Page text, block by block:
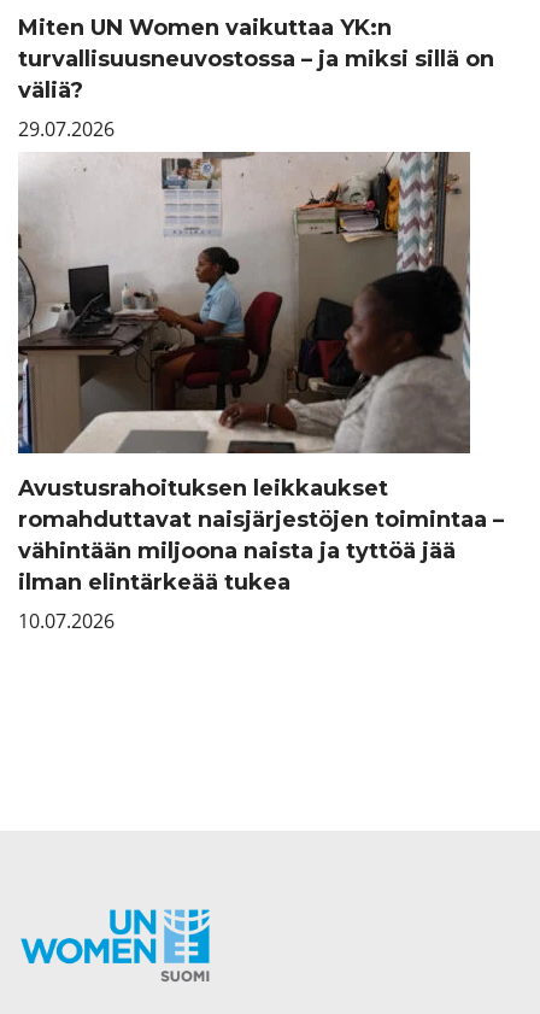
Miten UN Women vaikuttaa YK:n
turvallisuusneuvostossa – ja miksi sillä on
väliä?
29.07.2026
Avustusrahoituksen leikkaukset
romahduttavat naisjärjestöjen toimintaa –
vähintään miljoona naista ja tyttöä jää
ilman elintärkeää tukea
10.07.2026